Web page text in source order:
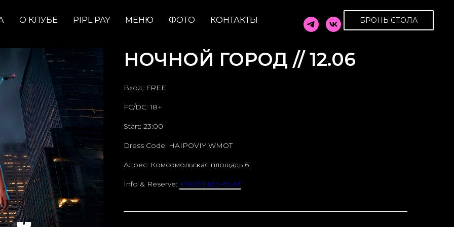
О КЛУБЕ PIPL PAY МЕНЮ ФОТО КОНТАКТЫ БРОНЬ СТОЛА
НОЧНОЙ ГОРОД // 12.06
Вход: FREE
FC/DC: 18+
Start: 23:00
Dress Code: HAIPOVIY WMOT
Адрес: Комсомольская площадь 6
Info & Reserve: +7(909) 633-63-63